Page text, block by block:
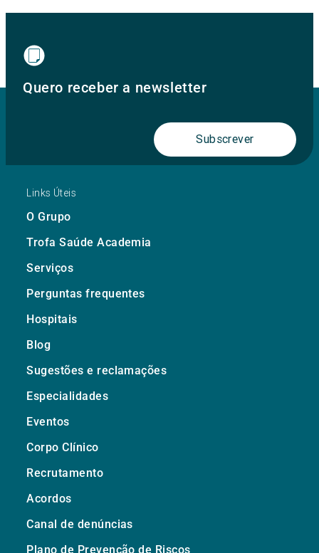
Quero receber a newsletter
Subscrever
Links Úteis
O Grupo
Trofa Saúde Academia
Serviços
Perguntas frequentes
Hospitais
Blog
Sugestões e reclamações
Especialidades
Eventos
Corpo Clínico
Recrutamento
Acordos
Canal de denúncias
Plano de Prevenção de Riscos